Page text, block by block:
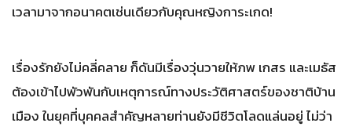
เวลามาจากอนาคตเช่นเดียวกับคุณหญิงการะเกด!
เรื่องรักยังไม่คลี่คลาย ก็ดันมีเรื่องวุ่นวายให้ภพ เกสร และเมธัส
ต้องเข้าไปพัวพันกับเหตุการณ์ทางประวัติศาสตร์ของชาติบ้าน
เมือง ในยุคที่บุคคลสำคัญหลายท่านยังมีชีวิตโลดแล่นอยู่ ไม่ว่า